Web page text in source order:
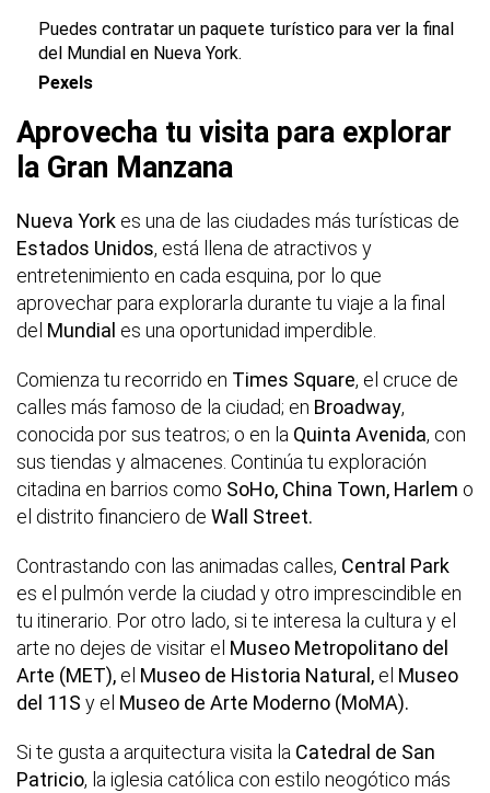
Puedes contratar un paquete turístico para ver la final
del Mundial en Nueva York.
Pexels
Aprovecha tu visita para explorar
la Gran Manzana
Nueva York es una de las ciudades más turísticas de
Estados Unidos, está llena de atractivos y
entretenimiento en cada esquina, por lo que
aprovechar para explorarla durante tu viaje a la final
del Mundial es una oportunidad imperdible.
Comienza tu recorrido en Times Square, el cruce de
calles más famoso de la ciudad; en Broadway,
conocida por sus teatros; o en la Quinta Avenida, con
sus tiendas y almacenes. Continúa tu exploración
citadina en barrios como SoHo, China Town, Harlem o
el distrito financiero de Wall Street.
Contrastando con las animadas calles, Central Park
es el pulmón verde la ciudad y otro imprescindible en
tu itinerario. Por otro lado, si te interesa la cultura y el
arte no dejes de visitar el Museo Metropolitano del
Arte (MET), el Museo de Historia Natural, el Museo
del 11S y el Museo de Arte Moderno (MoMA).
Si te gusta a arquitectura visita la Catedral de San
Patricio, la iglesia católica con estilo neogótico más